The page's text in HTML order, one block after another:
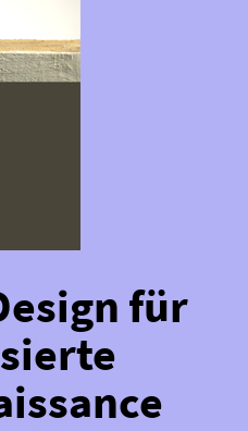
für